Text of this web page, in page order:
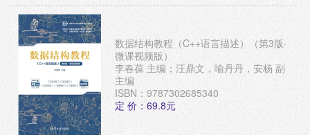
数据结构教程（C++语言描述）（第3版·
微课视频版）
李春葆 主编；汪鼎文，喻丹丹，安杨 副
主编
ISBN：9787302685340
定 价：69.8元